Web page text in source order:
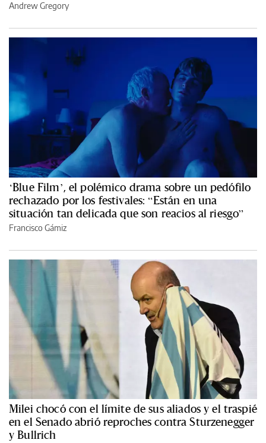
Andrew Gregory
‘Blue Film’, el polémico drama sobre un pedófilo
rechazado por los festivales: “Están en una
situación tan delicada que son reacios al riesgo”
Francisco Gámiz
Milei chocó con el límite de sus aliados y el traspié
en el Senado abrió reproches contra Sturzenegger
y Bullrich